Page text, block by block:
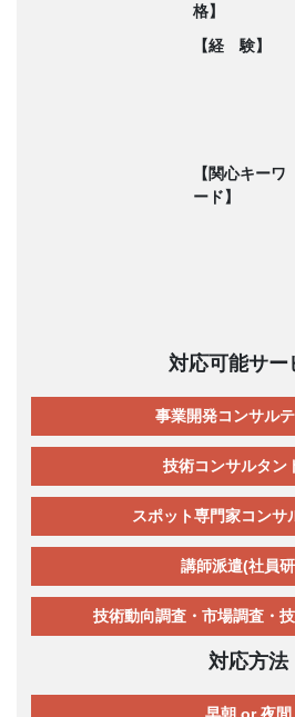
格】
【経 験】
【関心キーワ
ード】
対応可能サー
事業開発コンサル
技術コンサルタン
スポット専門家コンサ
講師派遣(社員
技術動向調査・市場調査・
対応方法